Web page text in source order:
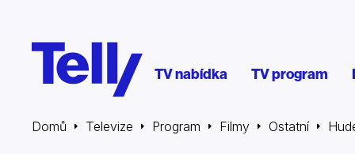
TV nabídka TV program
Domů Televize Program Filmy Ostatní